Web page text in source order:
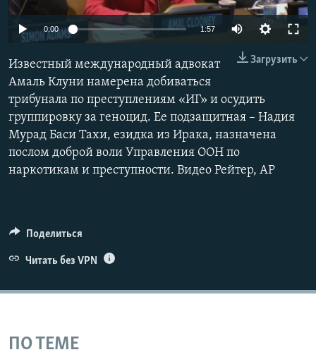
ПОБЕДИТЕЛЕЙ НЕ СУДЯТ?
КРЫМ.НЕПОКОРЕННЫЙ
ELIFBE
УКРАИНСКАЯ ПРОБЛЕМА КРЫМА
ПРИСОЕДИНЯЙТЕСЬ!
Все сайты RFE/RL
0:00 1:57
Загрузить
Известный международный адвокат
Амаль Клуни намерена добиваться
трибунала по преступлениям «ИГ» и осудить
группировку за геноцид. Ее подзащитная – Надия
Мурад Баси Тахи, езидка из Ирака, назначена
послом доброй воли Управления ООН по
наркотикам и преступности. Видео Рейтер, АР
Поделиться
Читать без VPN
ПО ТЕМЕ